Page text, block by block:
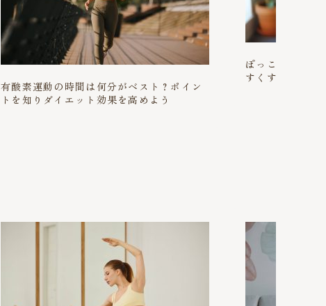
有酸素運動の時間は何分がベスト？ポイン
トを知りダイエット効果を高めよう
ぽっこりお腹に
すくする方法を